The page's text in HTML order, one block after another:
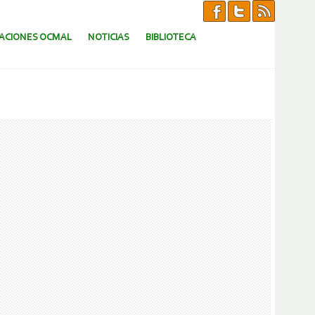
OCMAL NOTICIAS BIBLIOTECA